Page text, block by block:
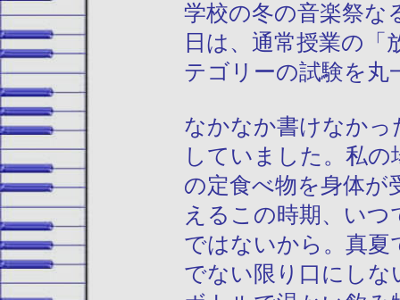
学校の冬の音楽祭な
日は、通常授業の
テゴリーの試験を丸
なかなか書けなか
していました。私
の定食べ物を身体が
えるこの時期、い
ではないから。真夏
でない限り口にし